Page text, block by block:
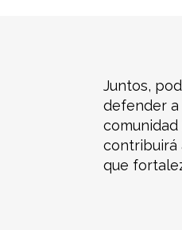
Juntos,
defender a
contribuirá
que